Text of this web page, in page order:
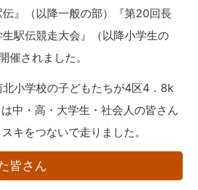
』（以降一般の部）『第20回長
駅伝競走大会』（以降小学生の
催されました。
小学校の子どもたちが4区4．8k
中・高・大学生・社会人の皆さん
キをつないで走りました。
皆さん